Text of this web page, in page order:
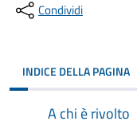
Condividi
INDICE DELLA PAGINA
A chi è rivolto